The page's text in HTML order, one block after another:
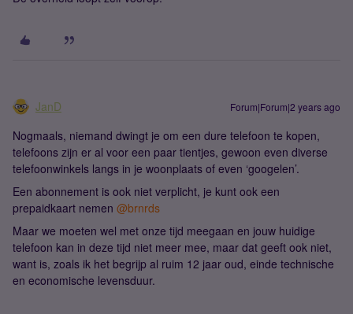
JanD Forum|Forum|2 years ago
Nogmaals, niemand dwingt je om een dure telefoon te kopen,
telefoons zijn er al voor een paar tientjes, gewoon even diverse
telefoonwinkels langs in je woonplaats of even ‘googelen’.
Een abonnement is ook niet verplicht, je kunt ook een
prepaidkaart nemen @brnrds
Maar we moeten wel met onze tijd meegaan en jouw huidige
telefoon kan in deze tijd niet meer mee, maar dat geeft ook niet,
want is, zoals ik het begrijp al ruim 12 jaar oud, einde technische
en economische levensduur.